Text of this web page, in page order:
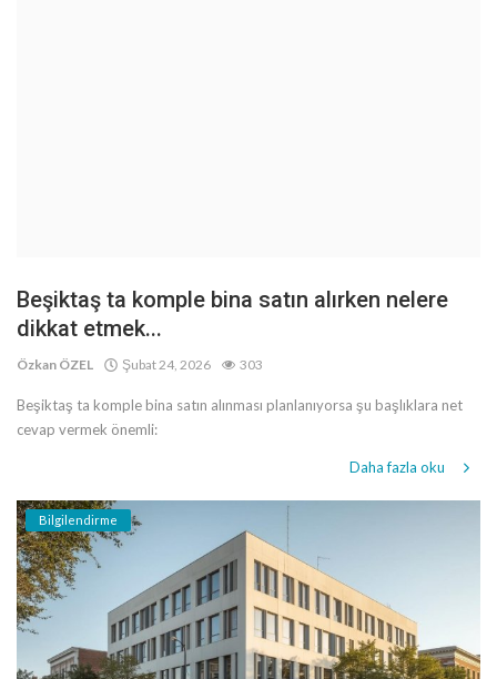
Beşiktaş ta komple bina satın alırken nelere
dikkat etmek...
Özkan ÖZEL Şubat 24, 2026 303
Beşiktaş ta komple bina satın alınması planlanıyorsa şu başlıklara net
cevap vermek önemli:
Daha fazla oku
Bilgilendirme